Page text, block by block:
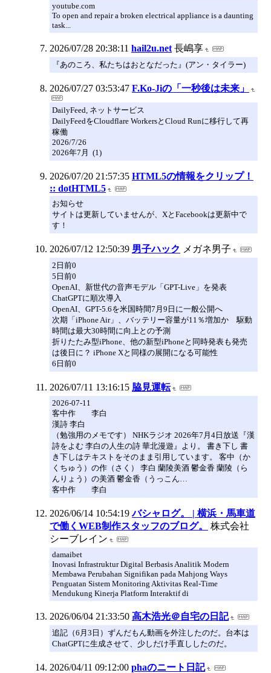
youtube.com
To open and repair a broken electrical appliance is a daunting
task...
2026/07/28 20:38:11 hail2u.net 長嶋享
『あのころ、私たちはおとなだった』(アン・タイラー)
2026/07/27 03:53:47 F.Ko-Jiの「一秒後は未来」
DailyFeed, ネットサービス
DailyFeedをCloudflare WorkersとCloud Runに移行して再
稼働
2026/7/26
2026年7月 (1)
2026/07/20 21:57:35 HTML5の情報をクリップ！
:: dotHTML5
お知らせ
サイトは更新していませんが、XとFacebookは更新中で
す！
2026/07/12 12:50:39 男子ハック メガネ男子
2日前0
5日前0
OpenAI、新世代の音声モデル「GPT-Live」を発表
ChatGPTに順次導入
OpenAI、GPT-5.6を米国時間7月9日に一般公開へ
次期「iPhone Air」、バッテリー容量が11％増加か 駆動
時間は最大30時間に向上との予測
折りたたみ型iPhone、他の新型iPhoneと同時発表も発売
は後日に？ iPhone Xと同様の展開になる可能性
6日前0
2026/07/11 13:16:15 脇見運転
2026-07-11
客中作 李白
漢詩 李白
（勉強用のメモです） NHKラジオ 2026年7月4日放送『漢
詩をよむ 李白の人生の詩 華北漫遊』より。 書き下し 書
き下しはテキストをそのまま引用しています。 客中（か
くちゅう）の作（さく） 李白 蘭陵美酒 鬱金香 蘭陵（ら
んりょう）の美酒 鬱金香（うっこん…
客中作 李白
2026/06/14 10:54:19 バシャログ。 | 横浜・馬車道
で働くWEB制作スタッフのブログ。
株式会社
シーブレイン
damaibet
Inovasi Infrastruktur Digital Berbasis Analitik Modern
Membawa Perubahan Signifikan pada Mahjong Ways
Penguatan Sistem Monitoring Aktivitas Real-Time
Mendukung Kinerja Platform Interaktif di
2026/06/04 21:33:50 高木浩光＠自宅の日記
追記（6月3日）ずんだもん動画を外注したのだ。台本は
ChatGPTに生成させて、少しだけ手直ししたのだ。
2026/04/11 09:12:00 phaのニート日記